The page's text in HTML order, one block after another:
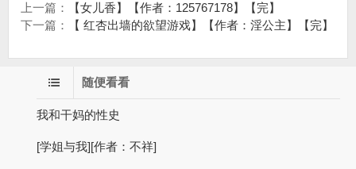
上一篇：
【女儿香】【作者：125767178】【完】
下一篇：
【 红杏出墙的欲望游戏】【作者：淫公主】【完】
随便看看
我和干妈的性史
[学姐与我][作者：不祥]